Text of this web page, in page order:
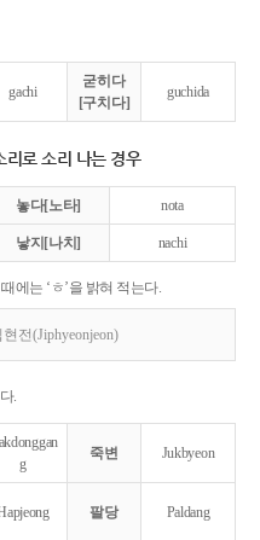
gachi
굳히다
[구치다]
guchida
리로 소리 나는 경우
놓다[노타] nota
낳지[나치] nachi
에는 ‘ㅎ’을 밝혀 적는다.
현전(Jiphyeonjeon)
.
g
죽변 Jukbyeon
팔당 Paldang